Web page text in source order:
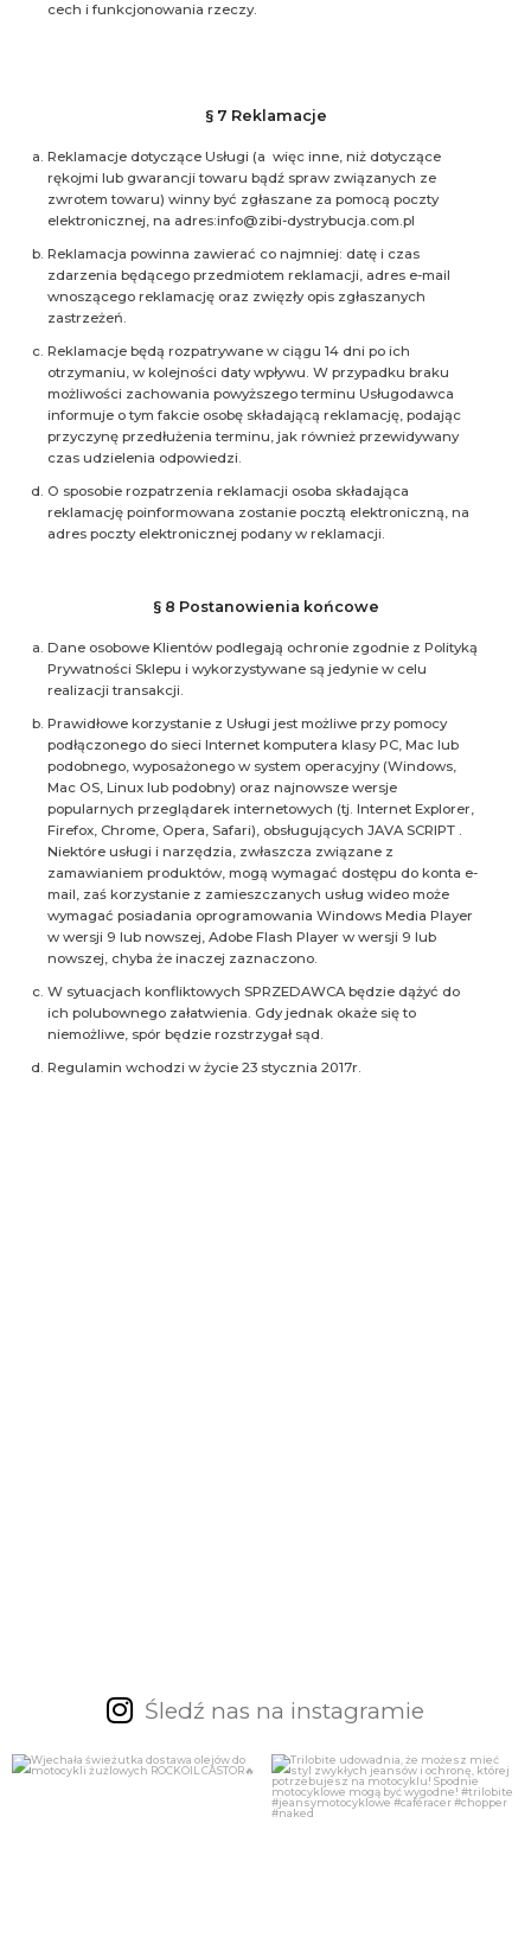
cech i funkcjonowania rzeczy.
§ 7 Reklamacje
Reklamacje dotyczące Usługi (a więc inne, niż dotyczące
rękojmi lub gwarancji towaru bądź spraw związanych ze
zwrotem towaru) winny być zgłaszane za pomocą poczty
elektronicznej, na adres:info@zibi-dystrybucja.com.pl
Reklamacja powinna zawierać co najmniej: datę i czas
zdarzenia będącego przedmiotem reklamacji, adres e-mail
wnoszącego reklamację oraz zwięzły opis zgłaszanych
zastrzeżeń.
Reklamacje będą rozpatrywane w ciągu 14 dni po ich
otrzymaniu, w kolejności daty wpływu. W przypadku braku
możliwości zachowania powyższego terminu Usługodawca
informuje o tym fakcie osobę składającą reklamację, podając
przyczynę przedłużenia terminu, jak również przewidywany
czas udzielenia odpowiedzi.
O sposobie rozpatrzenia reklamacji osoba składająca
reklamację poinformowana zostanie pocztą elektroniczną, na
adres poczty elektronicznej podany w reklamacji.
§ 8 Postanowienia końcowe
Dane osobowe Klientów podlegają ochronie zgodnie z Polityką
Prywatności Sklepu i wykorzystywane są jedynie w celu
realizacji transakcji.
Prawidłowe korzystanie z Usługi jest możliwe przy pomocy
podłączonego do sieci Internet komputera klasy PC, Mac lub
podobnego, wyposażonego w system operacyjny (Windows,
Mac OS, Linux lub podobny) oraz najnowsze wersje
popularnych przeglądarek internetowych (tj. Internet Explorer,
Firefox, Chrome, Opera, Safari), obsługujących JAVA SCRIPT .
Niektóre usługi i narzędzia, zwłaszcza związane z
zamawianiem produktów, mogą wymagać dostępu do konta e-
mail, zaś korzystanie z zamieszczanych usług wideo może
wymagać posiadania oprogramowania Windows Media Player
w wersji 9 lub nowszej, Adobe Flash Player w wersji 9 lub
nowszej, chyba że inaczej zaznaczono.
W sytuacjach konfliktowych SPRZEDAWCA będzie dążyć do
ich polubownego załatwienia. Gdy jednak okaże się to
niemożliwe, spór będzie rozstrzygał sąd.
Regulamin wchodzi w życie 23 stycznia 2017r.
Śledź nas na instagramie